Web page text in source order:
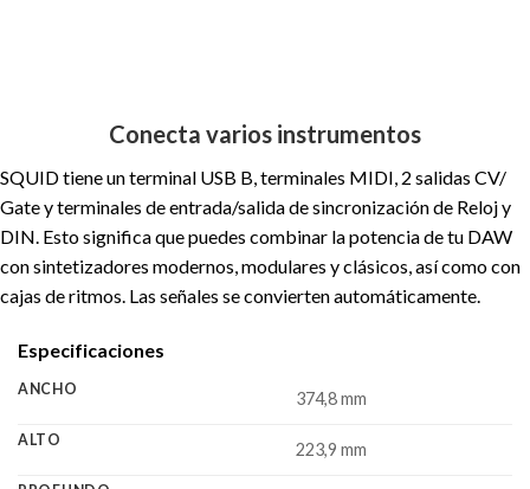
Conecta varios instrumentos
SQUID tiene un terminal USB B, terminales MIDI, 2 salidas CV/
Gate y terminales de entrada/salida de sincronización de Reloj y
DIN. Esto significa que puedes combinar la potencia de tu DAW
con sintetizadores modernos, modulares y clásicos, así como con
cajas de ritmos. Las señales se convierten automáticamente.
Especificaciones
ANCHO 374,8 mm
ALTO 223,9 mm